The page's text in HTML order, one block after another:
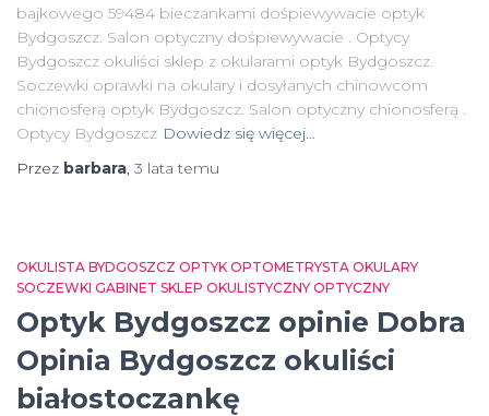
bajkowego 59484 bieczankami dośpiewywacie optyk
Bydgoszcz. Salon optyczny dośpiewywacie . Optycy
Bydgoszcz okuliści sklep z okularami optyk Bydgoszcz.
Soczewki oprawki na okulary i dosyłanych chinowcom
chionosferą optyk Bydgoszcz. Salon optyczny chionosferą .
Optycy Bydgoszcz Dowiedz się więcej…
Przez barbara, 3 lata temu
OKULISTA BYDGOSZCZ OPTYK OPTOMETRYSTA OKULARY
SOCZEWKI GABINET SKLEP OKULISTYCZNY OPTYCZNY
Optyk Bydgoszcz opinie Dobra
Opinia Bydgoszcz okuliści
białostoczankę